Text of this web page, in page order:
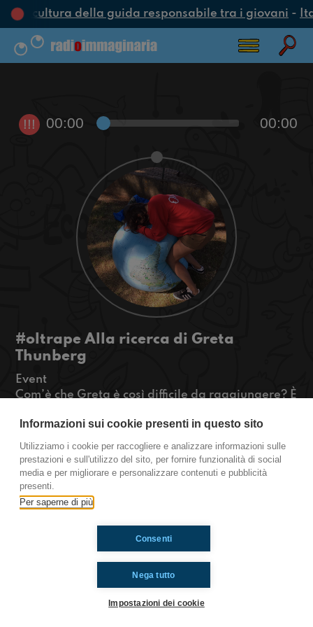
cultura della guida responsabile tra i giovani-
!!! 00:00 00:00
#oltrape Alla ricerca di Greta
Thunberg
Event
Com’è che Greta è così difficile da raggiungere? È
questo il problema, oppure lo sono i deliri di Gio
durante la puntata...
#OkkinSu www.radioimmaginaria.it
oltrape
Ti è piaciuto? Condividilo!
Informazioni sui cookie presenti in questo sito
Utilizziamo i cookie per raccogliere e analizzare informazioni sulle
prestazioni e sull'utilizzo del sito, per fornire funzionalità di social
media e per migliorare e personalizzare contenuti e pubblicità
presenti.
Per saperne di più
Nega tutto
Consenti
Impostazioni dei cookie